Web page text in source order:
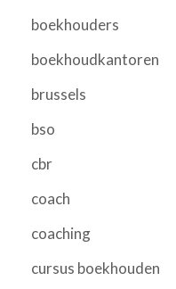
boekhouders
boekhoudkantoren
brussels
bso
cbr
coach
coaching
cursus boekhouden